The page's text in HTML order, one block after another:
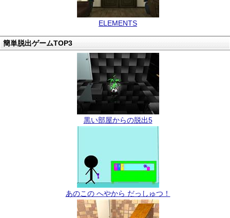
ELEMENTS
簡単脱出ゲームTOP3
黒い部屋からの脱出5
あのこの へやから だっしゅつ！